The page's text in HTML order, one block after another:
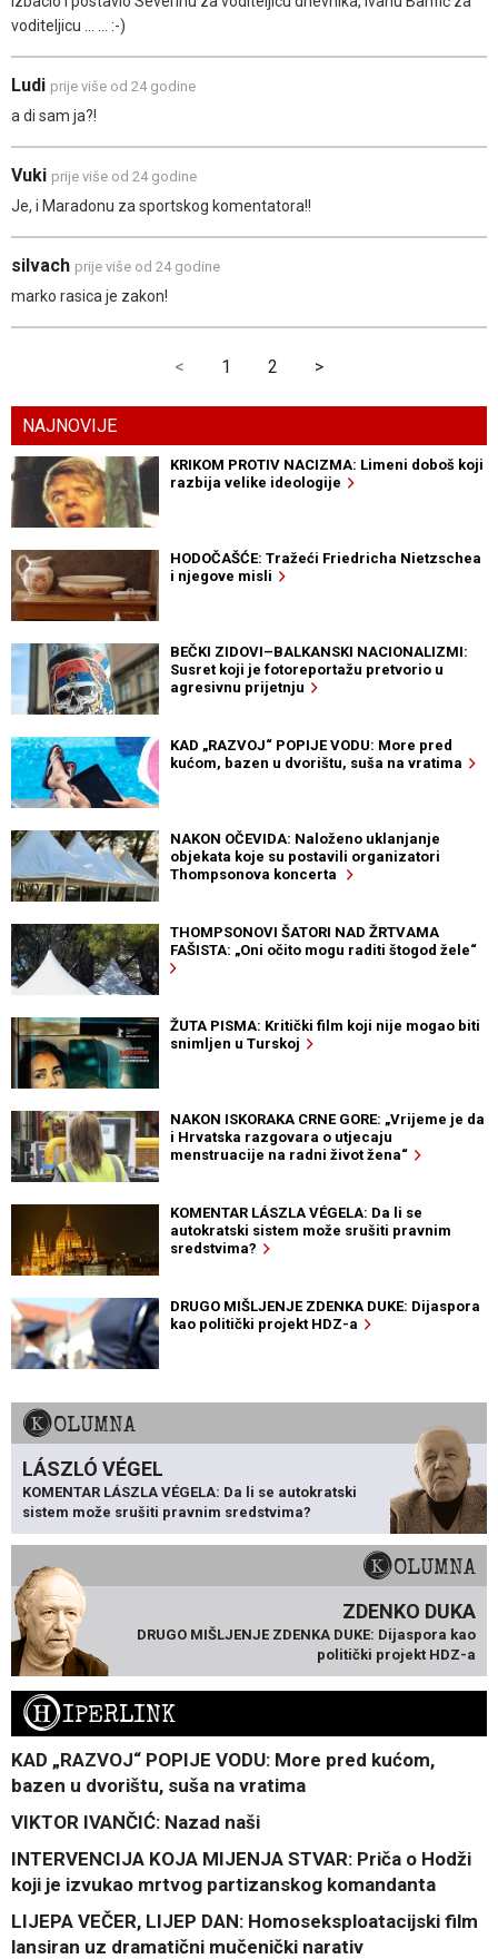
voditeljicu ... ... :-)
Ludi prije više od 24 godine
a di sam ja?!
Vuki prije više od 24 godine
Je, i Maradonu za sportskog komentatora!!
silvach prije više od 24 godine
marko rasica je zakon!
< 1 2 >
NAJNOVIJE
KRIKOM PROTIV NACIZMA: Limeni doboš koji
razbija velike ideologije
HODOČAŠĆE: Tražeći Friedricha Nietzschea
i njegove misli
BEČKI ZIDOVI–BALKANSKI NACIONALIZMI:
Susret koji je fotoreportažu pretvorio u
agresivnu prijetnju
KAD „RAZVOJ“ POPIJE VODU: More pred
kućom, bazen u dvorištu, suša na vratima
NAKON OČEVIDA: Naloženo uklanjanje
objekata koje su postavili organizatori
Thompsonova koncerta
THOMPSONOVI ŠATORI NAD ŽRTVAMA
FAŠISTA: „Oni očito mogu raditi štogod žele“
ŽUTA PISMA: Kritički film koji nije mogao biti
snimljen u Turskoj
NAKON ISKORAKA CRNE GORE: „Vrijeme je da
i Hrvatska razgovara o utjecaju
menstruacije na radni život žena“
KOMENTAR LÁSZLA VÉGELA: Da li se
autokratski sistem može srušiti pravnim
sredstvima?
DRUGO MIŠLJENJE ZDENKA DUKE: Dijaspora
kao politički projekt HDZ-a
KOLUMNA
LÁSZLÓ VÉGEL
KOMENTAR LÁSZLA VÉGELA: Da li se autokratski
sistem može srušiti pravnim sredstvima?
KOLUMNA
ZDENKO DUKA
DRUGO MIŠLJENJE ZDENKA DUKE: Dijaspora kao
politički projekt HDZ-a
HIPERLINK
KAD „RAZVOJ“ POPIJE VODU: More pred kućom,
bazen u dvorištu, suša na vratima
VIKTOR IVANČIĆ: Nazad naši
INTERVENCIJA KOJA MIJENJA STVAR: Priča o Hodži
koji je izvukao mrtvog partizanskog komandanta
LIJEPA VEČER, LIJEP DAN: Homoseksploatacijski film
lansiran uz dramatični mučenički narativ